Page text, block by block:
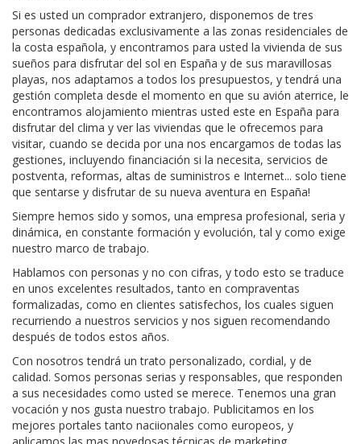
Si es usted un comprador extranjero, disponemos de tres
personas dedicadas exclusivamente a las zonas residenciales de
la costa española, y encontramos para usted la vivienda de sus
sueños para disfrutar del sol en España y de sus maravillosas
playas, nos adaptamos a todos los presupuestos, y tendrá una
gestión completa desde el momento en que su avión aterrice, le
encontramos alojamiento mientras usted este en España para
disfrutar del clima y ver las viviendas que le ofrecemos para
visitar, cuando se decida por una nos encargamos de todas las
gestiones, incluyendo financiación si la necesita, servicios de
postventa, reformas, altas de suministros e Internet... solo tiene
que sentarse y disfrutar de su nueva aventura en España!
Siempre hemos sido y somos, una empresa profesional, seria y
dinámica, en constante formación y evolución, tal y como exige
nuestro marco de trabajo.
Hablamos con personas y no con cifras, y todo esto se traduce
en unos excelentes resultados, tanto en compraventas
formalizadas, como en clientes satisfechos, los cuales siguen
recurriendo a nuestros servicios y nos siguen recomendando
después de todos estos años.
Con nosotros tendrá un trato personalizado, cordial, y de
calidad. Somos personas serias y responsables, que responden
a sus necesidades como usted se merece. Tenemos una gran
vocación y nos gusta nuestro trabajo. Publicitamos en los
mejores portales tanto naciionales como europeos, y